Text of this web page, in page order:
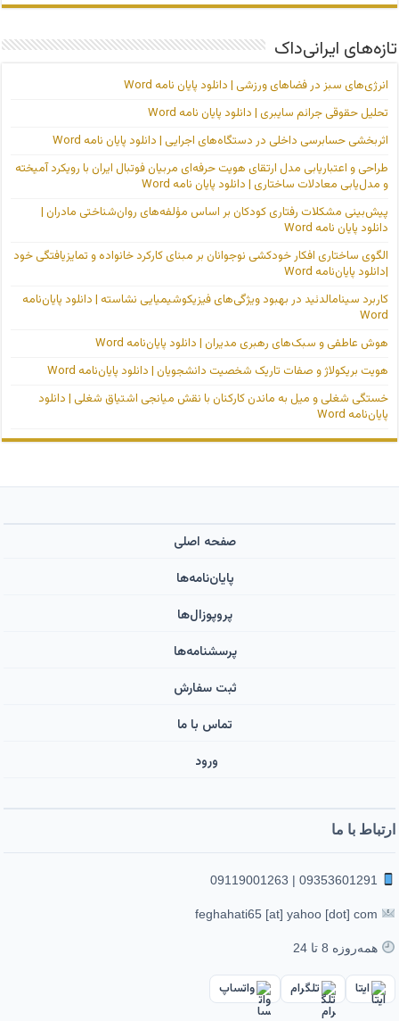
تازه‌های ایرانی‌داک
انرژی‌های سبز در فضاهای ورزشی | دانلود پایان نامه Word
تحلیل حقوقی جرائم سایبری | دانلود پایان نامه Word
اثربخشی حسابرسی داخلی در دستگاه‌های اجرایی | دانلود پایان نامه Word
طراحی و اعتباریابی مدل ارتقای هویت حرفه‌ای مربیان فوتبال ایران با رویکرد آمیخته
و مدل‌یابی معادلات ساختاری | دانلود پایان نامه Word
پیش‌بینی مشکلات رفتاری کودکان بر اساس مؤلفه‌های روان‌شناختی مادران |
دانلود پایان نامه Word
الگوی ساختاری افکار خودکشی نوجوانان بر مبنای کارکرد خانواده و تمایزیافتگی خود
|دانلود پایان‌نامه Word
کاربرد سینامالدئید در بهبود ویژگی‌های فیزیکوشیمیایی نشاسته | دانلود پایان‌نامه
Word
هوش عاطفی و سبک‌های رهبری مدیران | دانلود پایان‌نامه Word
هویت بریکولاژ و صفات تاریک شخصیت دانشجویان | دانلود پایان‌نامه Word
خستگی شغلی و میل به ماندن کارکنان با نقش میانجی اشتیاق شغلی | دانلود
پایان‌نامه Word
صفحه اصلی
پایان‌نامه‌ها
پروپوزال‌ها
پرسشنامه‌ها
ثبت سفارش
تماس با ما
ورود ‌
ارتباط با ما
همه‌روزه 8 تا 24
ایتا تلگرام واتساپ